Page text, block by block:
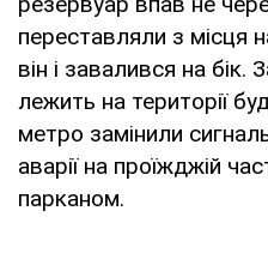
переставляли з місця
він і завалився на бік.
лежить на території
метро замінили
аварії на проїжджій
парканом.